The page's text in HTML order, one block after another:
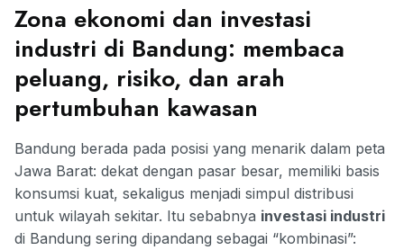
Zona ekonomi dan investasi
industri di Bandung: membaca
peluang, risiko, dan arah
pertumbuhan kawasan
Bandung berada pada posisi yang menarik dalam peta
Jawa Barat: dekat dengan pasar besar, memiliki basis
konsumsi kuat, sekaligus menjadi simpul distribusi
untuk wilayah sekitar. Itu sebabnya investasi industri
di Bandung sering dipandang sebagai “kombinasi”: